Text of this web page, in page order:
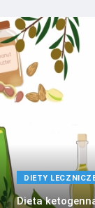
DIETY
Dieta